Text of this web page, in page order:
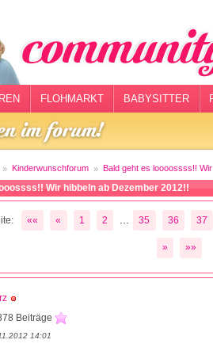
FLOHMARKT BABYSITTER
Kinderwunschforum Bald geht es loooossss!!
Wir hibbeln ab Dezember 2012!!
«« « 1 2 35 36 37
» »»
Beiträge
14:01